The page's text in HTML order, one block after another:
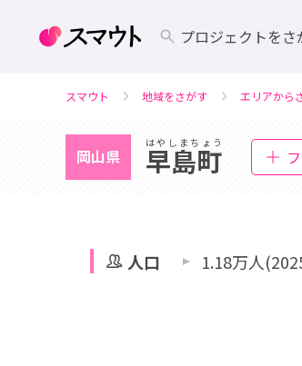
プロジェクトをさ
スマウト 地域をさがす エリアから
岡山県
はやしまちょう
早島町
人口 1.18万人